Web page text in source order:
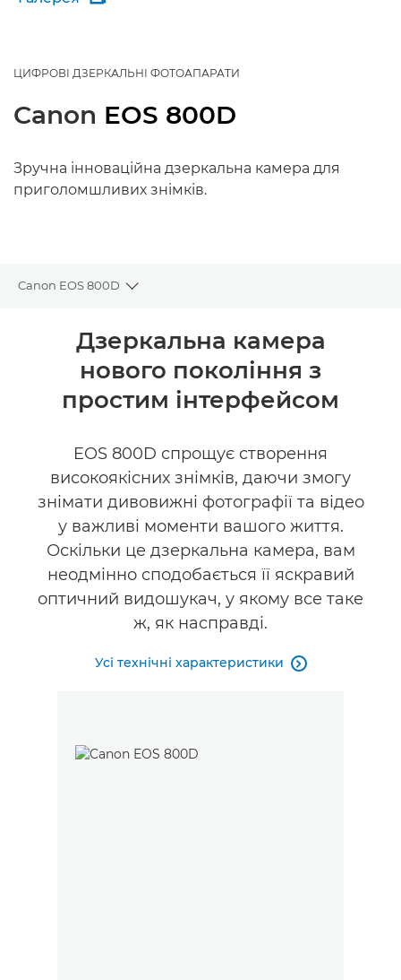
ЦИФРОВІ ДЗЕРКАЛЬНІ ФОТОАПАРАТИ
Canon EOS 800D
Зручна інноваційна дзеркальна камера для
приголомшливих знімків.
Canon EOS 800D
Toggle breadcrumbs
Технічні характеристики
Дзеркальна камера
нового покоління з
простим інтерфейсом
EOS 800D спрощує створення
високоякісних знімків, даючи змогу
знімати дивовижні фотографії та відео
у важливі моменти вашого життя.
Оскільки це дзеркальна камера, вам
неодмінно сподобається її яскравий
оптичний видошукач, у якому все таке
ж, як насправді.
Усі технічні характеристики 